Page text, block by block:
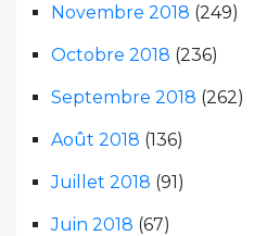
Novembre 2018 (249)
Octobre 2018 (236)
Septembre 2018 (262)
Août 2018 (136)
Juillet 2018 (91)
Juin 2018 (67)